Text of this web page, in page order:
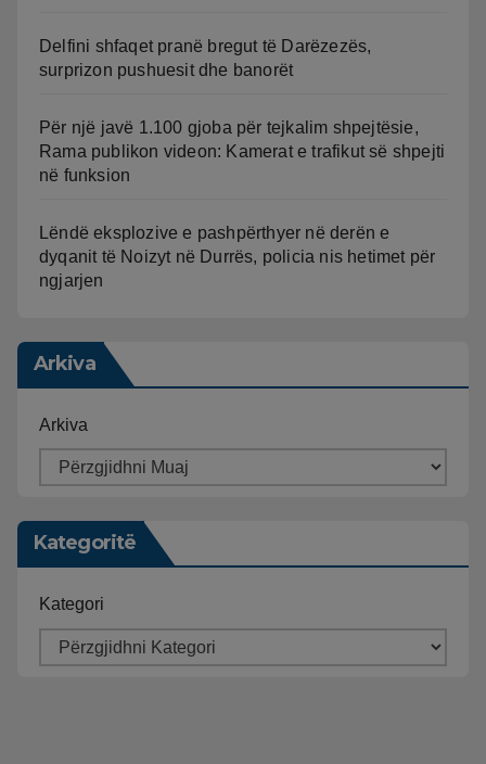
Delfini shfaqet pranë bregut të Darëzezës,
surprizon pushuesit dhe banorët
Për një javë 1.100 gjoba për tejkalim shpejtësie,
Rama publikon videon: Kamerat e trafikut së shpejti
në funksion
Lëndë eksplozive e pashpërthyer në derën e
dyqanit të Noizyt në Durrës, policia nis hetimet për
ngjarjen
Arkiva
Arkiva
Kategoritë
Kategori